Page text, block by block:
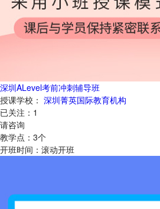
深圳ALevel考前冲刺辅导班
授课学校： 深圳菁英国际教育机构
已关注： 1
请咨询
教学点： 3个
开班时间： 滚动开班